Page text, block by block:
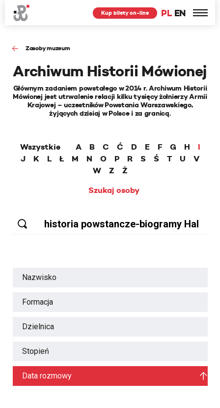
PL EN
Kup bilety on-line
Zasoby muzeum
Archiwum Historii Mówionej
Głównym zadaniem powstałego w 2014 r. Archiwum Historii
Mówionej jest utrwalenie relacji kilku tysięcy żołnierzy Armii
Krajowej – uczestników Powstania Warszawskiego,
żyjących dzisiaj w Polsce i za granicą.
Wszystkie A B C Ć D E F G H
I
J
K L Ł M N O P R S Ś T U
V
W
Z
Ż
Szukaj osoby
Nazwisko
Formacja
Dzielnica
Stopień
Data rozmowy